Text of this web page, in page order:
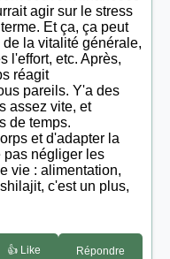
agir sur le stress
Et ça, ça peut
la vitalité générale,
l'effort, etc. Après,
réagit
pareils. Y'a des
assez vite, et
de temps.
et d'adapter la
pas négliger les
vie : alimentation,
c'est un plus,
👍 Like Répondre